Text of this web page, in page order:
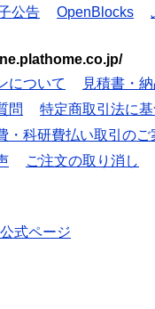
公告 OpenBlocks
について
見積書・
問
特定商取引法に
・科研費払い取引のご
ご注文の取り消し
式ページ